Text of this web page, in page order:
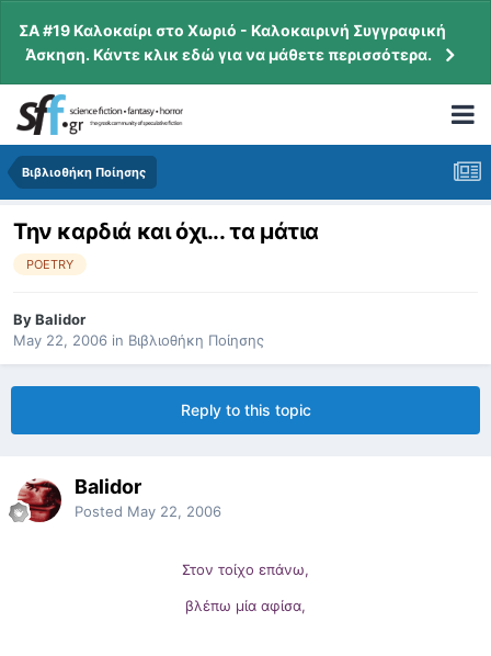
ΣΑ #19 Καλοκαίρι στο Χωριό - Καλοκαιρινή Συγγραφική
Άσκηση. Κάντε κλικ εδώ για να μάθετε περισσότερα.
Βιβλιοθήκη Ποίησης
Την καρδιά και όχι... τα μάτια
POETRY
ByBalidor
May 22, 2006 in Βιβλιοθήκη Ποίησης
Reply to this topic
Balidor
Posted May 22, 2006
Στον τοίχο επάνω,
βλέπω μία αφίσα,